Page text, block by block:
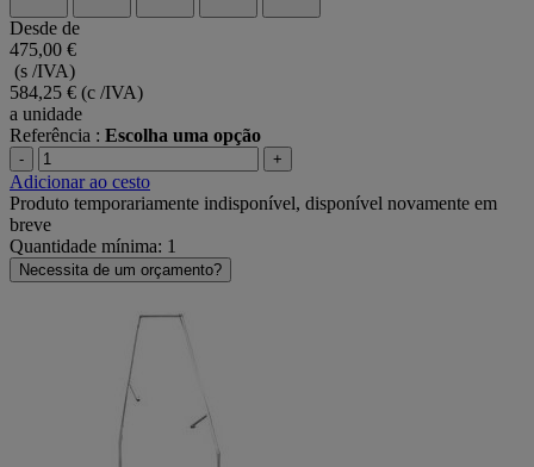
Desde de
475,00 €
(s /IVA)
584,25 € (c /IVA)
a unidade
Referência : Escolha uma opção
- +
Adicionar ao cesto
Produto temporariamente indisponível, disponível novamente em
breve
Quantidade mínima: 1
Necessita de um orçamento?